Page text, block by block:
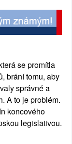
se promítla
brání tomu, aby
správné a
A to je problém.
koncového
legislativou.